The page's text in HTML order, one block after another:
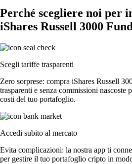
Perché scegliere noi per
iShares Russell 3000 Fund
Scegli tariffe trasparenti
Zero sorprese: compra iShares Russell
trasparenti e senza commissioni nascoste
costi del tuo portafoglio.
Accedi subito al mercato
Evita complicazioni: la nostra app ti
per gestire il tuo portafoglio cripto in